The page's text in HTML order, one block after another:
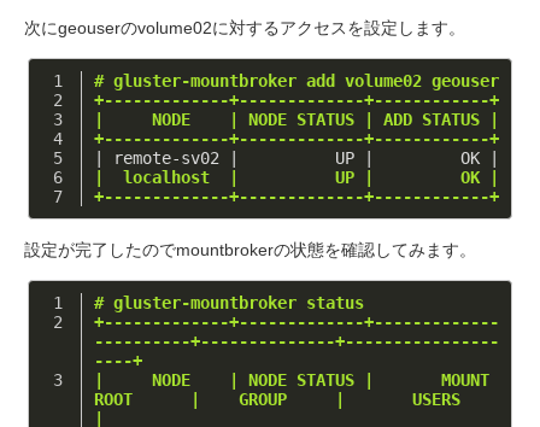
次にgeouserのvolume02に対するアクセスを設定します。
# gluster-mountbroker add volume02 geouser
+-------------+-------------+------------+
|     NODE    | NODE STATUS | ADD STATUS |
+-------------+-------------+------------+
| remote-sv02 |          UP |         OK |
|  localhost  |          UP |         OK |
+-------------+-------------+------------+
設定が完了したのでmountbrokerの状態を確認してみます。
# gluster-mountbroker status
+-------------+-------------+-------------
----------+--------------+----------------
----+
|     NODE    | NODE STATUS |       MOUNT
ROOT      |    GROUP     |       USERS